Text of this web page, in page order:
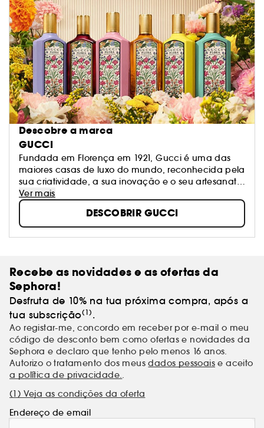
Descobre a marca
GUCCI
Fundada em Florença em 1921, Gucci é uma das
maiores casas de luxo do mundo, reconhecida pela
sua criatividade, a sua inovação e o seu artesanato
italiano incomparável. Os perfumes Gucci fazem
parte da oferta Gucci com um portfólio de
fragrâncias que inclui Gucci by Gucci, Gucci Guilty
e Gucci Première.
Ver mais
DESCOBRIR GUCCI
Recebe as novidades e as ofertas da
Sephora!
Desfruta de 10% na tua próxima compra, após a
tua subscrição(1) .
Ao registar-me, concordo em receber por e-mail o meu
código de desconto bem como ofertas e novidades da
Sephora e declaro que tenho pelo menos 16 anos.
Autorizo o tratamento dos meusdados pessoais e aceito
a política de privacidade..
(1) Veja as condições da oferta
Endereço de email